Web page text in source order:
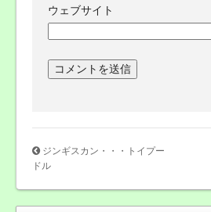
ウェブサイト
ジンギスカン・・・トイプー
ドル